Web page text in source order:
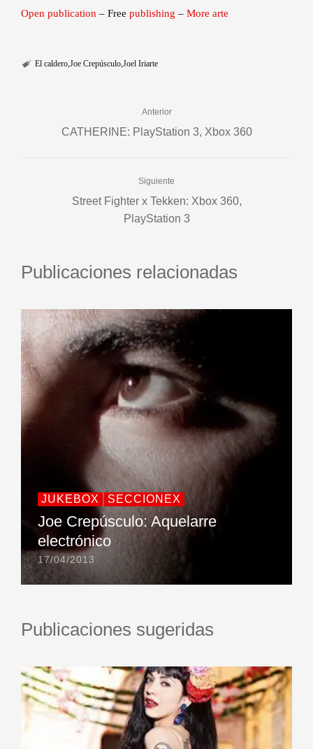
Open publication – Free publishing – More arte
El caldero Joe Crepúsculo Joel Iriarte
Anterior
CATHERINE: PlayStation 3, Xbox 360
Siguiente
Street Fighter x Tekken: Xbox 360,
PlayStation 3
Publicaciones relacionadas
JUKEBOX SECCIONEX
Joe Crepúsculo: Aquelarre
electrónico
17/04/2013
Publicaciones sugeridas